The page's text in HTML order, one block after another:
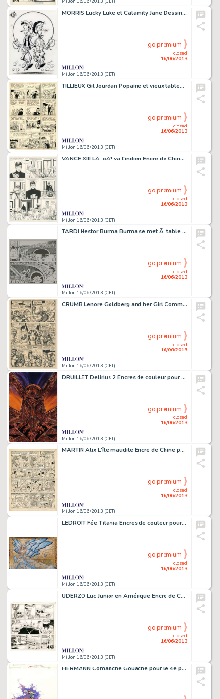
Millon 16/06/2013 (CET)
MORRIS Lucky Luke et Calamity Jane Dessin original Ã l'encre de Chine
Millon 16/06/2013 (CET)
closed
16/06/2013
go premium
TILLIEUX Gil Jourdan Popaïne et vieux tableaux Encre de Chine et couleurs
Millon 16/06/2013 (CET)
closed
16/06/2013
go premium
VANCE XIII LÃ oÃ¹ va l'indien Encre de Chine pour la planche 20 du 2e album
Millon 16/06/2013 (CET)
closed
16/06/2013
go premium
TARDI Nestor Burma Burma se met Ã table Amusante petite planche de cet
Millon 16/06/2013 (CET)
closed
16/06/2013
go premium
CRUMB Lenore Goldberg and her Girl Commandos Encre de Chine pour la planche
Millon 16/06/2013 (CET)
closed
16/06/2013
go premium
DRUILLET Delirius 2 Encres de couleur pour la couverture de l'album. Editions
Millon 16/06/2013 (CET)
closed
16/06/2013
go premium
MARTIN Alix L'île maudite Encre de Chine pour la planche 31 de l'album
Millon 16/06/2013 (CET)
closed
16/06/2013
go premium
LEDROIT Fée Titania Encres de couleur pour cette magnifique illustration
Millon 16/06/2013 (CET)
closed
16/06/2013
go premium
UDERZO Luc Junior en Amérique Encre de Chine et couleurs au dos pour la
Millon 16/06/2013 (CET)
closed
16/06/2013
go premium
HERMANN Comanche Gouache pour le 4e plat des couvertures des albums de